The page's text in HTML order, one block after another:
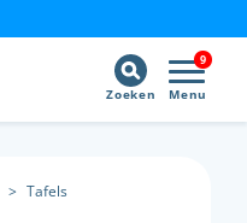
9
Menu
Zoeken
> Tafels